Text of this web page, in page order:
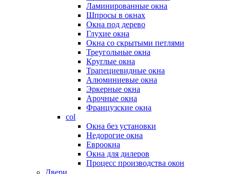
Ламинированные окна
Шпросы в окнах
Окна под дерево
Глухие окна
Окна со скрытыми петлями
Треугольные окна
Круглые окна
Трапециевидные окна
Алюминиевые окна
Эркерные окна
Арочные окна
Французские окна
col
Окна без установки
Недорогие окна
Евроокна
Окна для дилеров
Процесс производства окон
Двери